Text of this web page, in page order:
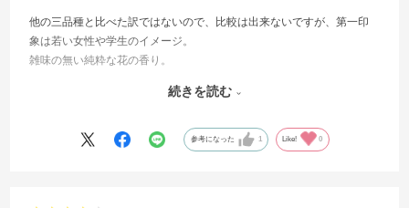
他の三品種と比べた訳ではないので、比較は出来ないですが、第一印
象は若い女性や学生のイメージ。
雑味の無い純粋な花の香り。
これを嫌な香りと感じる人は少ない万人受けするアロマオイルだと思
どちらかと言えば甘さのある花の香りなので、寝る時のアロマに良い
続きを読む
参考になった 1 Like! 0